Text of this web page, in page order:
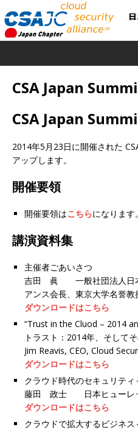
CSA Japan
CSA Japan
2014年5月23日に開催された
アップします。
開催要領
開催要領はこちらになります。
講演資料集
主催者ごあいさつ
吉田 眞 一般社団法人日本
アンス会長、東京大学名誉教
ダウンロードはこちら
“Trust in the Cluod – 2014
トラスト：2014年、そして
Jim Reavis, CEO, Cloud
ダウンロードはこちら
クラウド時代のセキュリテ
藤田 政士 日本ヒューレッ
ダウンロードはこちら
クラウドで拡大するビジネ